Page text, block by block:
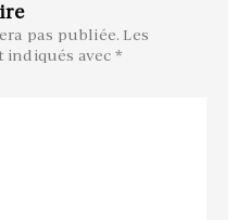
pas publiée. Les
avec *